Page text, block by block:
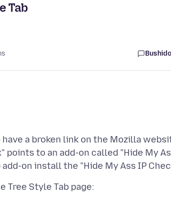
Tab
have a broken link on the Mozilla
points to an add-on called "Hide My